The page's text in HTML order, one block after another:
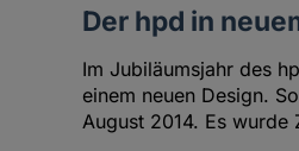
Der hpd in
Im Jubiläumsjahr des
einem neuen Design.
August 2014. Es wurde